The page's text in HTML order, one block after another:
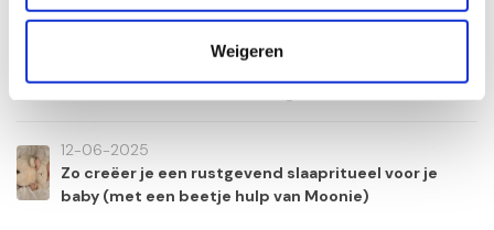
Weigeren
12-06-2025
Zo creëer je een rustgevend slaapritueel voor je
baby (met een beetje hulp van Moonie)